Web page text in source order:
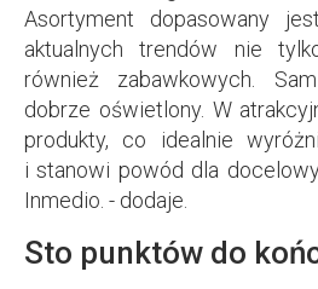
Asortyment dopasowany
aktualnych trendów nie
również zabawkowych.
dobrze oświetlony. W
produkty, co idealnie
i stanowi powód dla
Inmedio. - dodaje.
Sto punktów do